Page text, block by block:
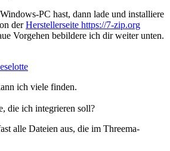
PC hast, dann lade und installiere
derHerstellerseite https://7-zip.org
Vorgehen bebildere ich dir weiter unten.
ich viele finden.
die ich integrieren soll?
alle Dateien aus, die im Threema-